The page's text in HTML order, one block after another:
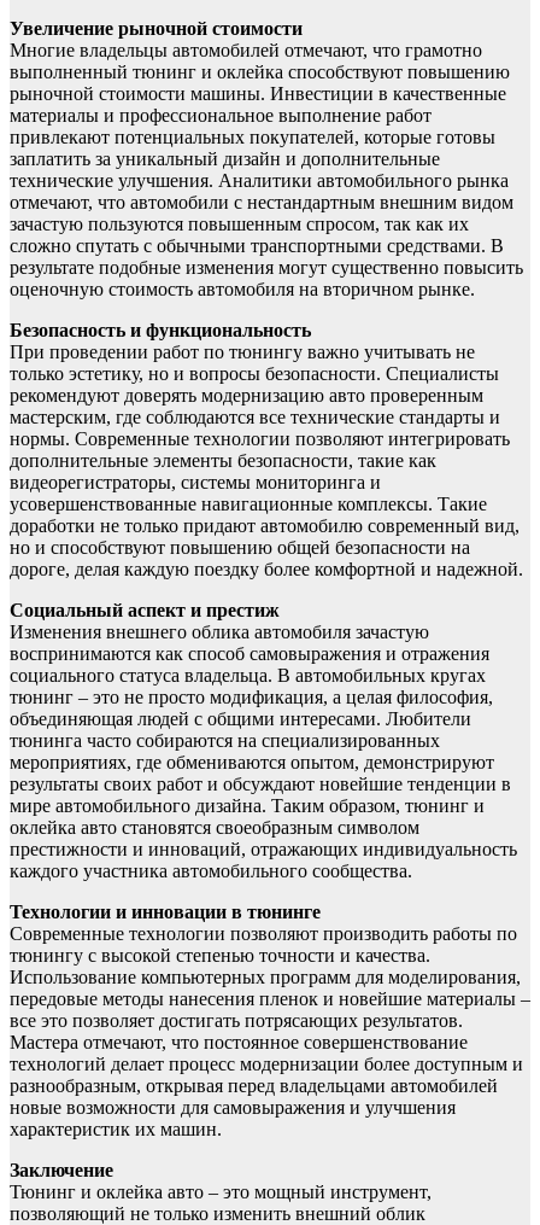
Увеличение рыночной стоимости
Многие владельцы автомобилей отмечают, что грамотно
выполненный тюнинг и оклейка способствуют повышению
рыночной стоимости машины. Инвестиции в качественные
материалы и профессиональное выполнение работ
привлекают потенциальных покупателей, которые готовы
заплатить за уникальный дизайн и дополнительные
технические улучшения. Аналитики автомобильного рынка
отмечают, что автомобили с нестандартным внешним видом
зачастую пользуются повышенным спросом, так как их
сложно спутать с обычными транспортными средствами. В
результате подобные изменения могут существенно повысить
оценочную стоимость автомобиля на вторичном рынке.
Безопасность и функциональность
При проведении работ по тюнингу важно учитывать не
только эстетику, но и вопросы безопасности. Специалисты
рекомендуют доверять модернизацию авто проверенным
мастерским, где соблюдаются все технические стандарты и
нормы. Современные технологии позволяют интегрировать
дополнительные элементы безопасности, такие как
видеорегистраторы, системы мониторинга и
усовершенствованные навигационные комплексы. Такие
доработки не только придают автомобилю современный вид,
но и способствуют повышению общей безопасности на
дороге, делая каждую поездку более комфортной и надежной.
Социальный аспект и престиж
Изменения внешнего облика автомобиля зачастую
воспринимаются как способ самовыражения и отражения
социального статуса владельца. В автомобильных кругах
тюнинг – это не просто модификация, а целая философия,
объединяющая людей с общими интересами. Любители
тюнинга часто собираются на специализированных
мероприятиях, где обмениваются опытом, демонстрируют
результаты своих работ и обсуждают новейшие тенденции в
мире автомобильного дизайна. Таким образом, тюнинг и
оклейка авто становятся своеобразным символом
престижности и инноваций, отражающих индивидуальность
каждого участника автомобильного сообщества.
Технологии и инновации в тюнинге
Современные технологии позволяют производить работы по
тюнингу с высокой степенью точности и качества.
Использование компьютерных программ для моделирования,
передовые методы нанесения пленок и новейшие материалы –
все это позволяет достигать потрясающих результатов.
Мастера отмечают, что постоянное совершенствование
технологий делает процесс модернизации более доступным и
разнообразным, открывая перед владельцами автомобилей
новые возможности для самовыражения и улучшения
характеристик их машин.
Заключение
Тюнинг и оклейка авто – это мощный инструмент,
позволяющий не только изменить внешний облик